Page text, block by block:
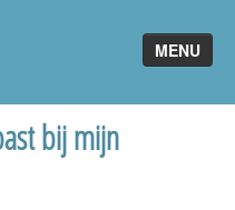
MENU
bij mijn